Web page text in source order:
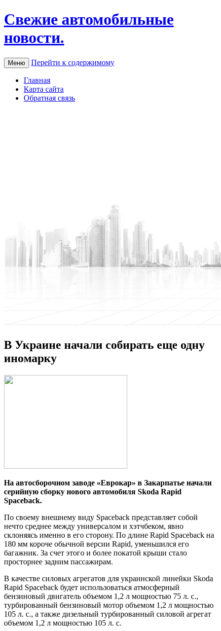
Свежие автомобильные
новости.
Меню Перейти к содержимому
Главная
Карта сайта
Обратная связь
В Украине начали собирать еще одну
иномарку
Нa автосборочном заводе «Еврокар» в Закарпатье начали
серийную сборку нового автомобиля Skoda Rapid
Spaceback.
По своему внешнему виду Spaceback представляет собой
нечто среднее между универсалом и хэтчбеком, явно
склоняясь именно в его сторону. По длине Rapid Spaceback на
180 мм короче обычной версии Rapid, уменьшился его
багажник. За счет этого и более покатой крыши стало
просторнее задним пассажирам.
В качестве силовых агрегатов для украинской линейки Skoda
Rapid Spaceback будет использоваться атмосферный
бензиновый двигатель объемом 1,2 л мощностью 75 л. с.,
турбированный бензиновый мотор объемом 1,2 л мощностью
105 л. с., а также дизельный турбированный силовой агрегат
объемом 1,2 л мощностью 105 л. с.